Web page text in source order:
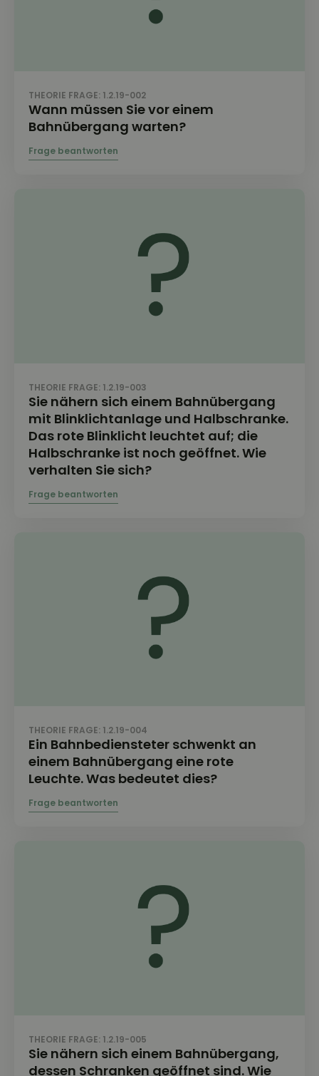
THEORIE FRAGE: 1.2.19-002
Wann müssen Sie vor einem
Bahnübergang warten?
THEORIE FRAGE: 1.2.19-003
Sie nähern sich einem Bahnübergang
mit Blinklichtanlage und Halbschranke.
Das rote Blinklicht leuchtet auf; die
Halbschranke ist noch geöffnet. Wie
verhalten Sie sich?
THEORIE FRAGE: 1.2.19-004
Ein Bahnbediensteter schwenkt an
einem Bahnübergang eine rote
Leuchte. Was bedeutet dies?
THEORIE FRAGE: 1.2.19-005
Sie nähern sich einem Bahnübergang,
dessen Schranken geöffnet sind. Wie